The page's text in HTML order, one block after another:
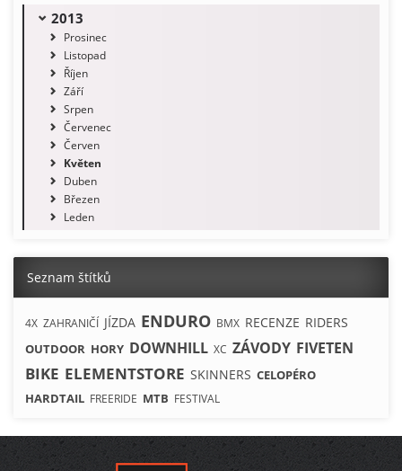
2013
Prosinec
Listopad
Říjen
Září
Srpen
Červenec
Červen
Květen
Duben
Březen
Leden
Seznam štítků
4X ZAHRANIČÍ JÍZDA ENDURO BMX RECENZE RIDERS
OUTDOOR HORY DOWNHILL XC ZÁVODY FIVETEN
BIKE ELEMENTSTORE SKINNERS CELOPÉRO
HARDTAIL FREERIDE MTB FESTIVAL